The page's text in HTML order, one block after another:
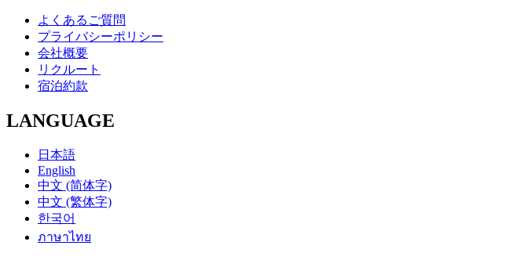
よくあるご質問
プライバシーポリシー
会社概要
リクルート
宿泊約款
LANGUAGE
日本語
English
中文 (简体字)
中文 (繁体字)
한국어
ภาษาไทย